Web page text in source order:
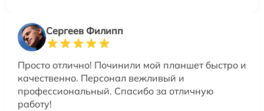
Сергеев Филипп
Просто отлично! Починили мой планшет быстро и
качественно. Персонал вежливый и
профессиональный. Спасибо за отличную
работу!